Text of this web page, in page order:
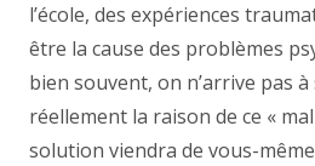
l’école, des expériences
être la cause des problèmes
bien souvent, on n’arrive pas
réellement la raison de ce «
solution viendra de vous-